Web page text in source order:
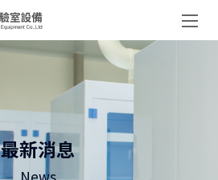
最新消息
News